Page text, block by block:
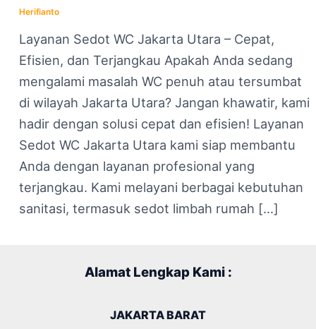
Herifianto
Layanan Sedot WC Jakarta Utara – Cepat,
Efisien, dan Terjangkau Apakah Anda sedang
mengalami masalah WC penuh atau tersumbat
di wilayah Jakarta Utara? Jangan khawatir, kami
hadir dengan solusi cepat dan efisien! Layanan
Sedot WC Jakarta Utara kami siap membantu
Anda dengan layanan profesional yang
terjangkau. Kami melayani berbagai kebutuhan
sanitasi, termasuk sedot limbah rumah […]
Alamat Lengkap Kami :
JAKARTA BARAT